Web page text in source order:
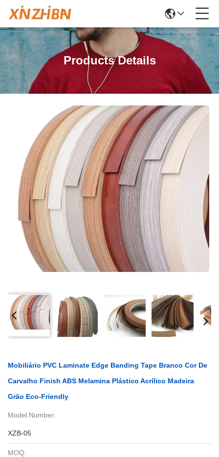
Products Details
Mobiliário PVC Laminate Edge Banding Tape Branco Cor De
Carvalho Finish ABS Melamina Plástico Acrílico Madeira
Grão Eco-Friendly
Model Number:
XZB-05
MOQ: